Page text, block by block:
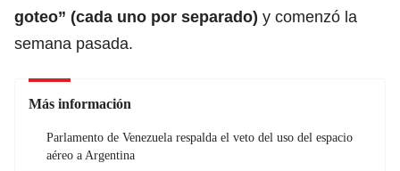
goteo” (cada uno por separado) y comenzó la
semana pasada.
Más información
Parlamento de Venezuela respalda el veto del uso del espacio
aéreo a Argentina